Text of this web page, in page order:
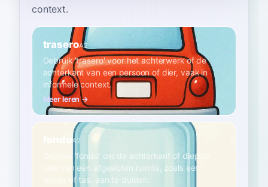
context.
traseroA2
Gebruik 'trasero' voor het achterwerk of de
achterkant van een persoon of dier, vaak in
informele context.
Meer leren →
fondoA2
Gebruik 'fondo' om de achterkant of diepste
plek van een afgesloten ruimte, zoals een
kamer of tas, aan te duiden.